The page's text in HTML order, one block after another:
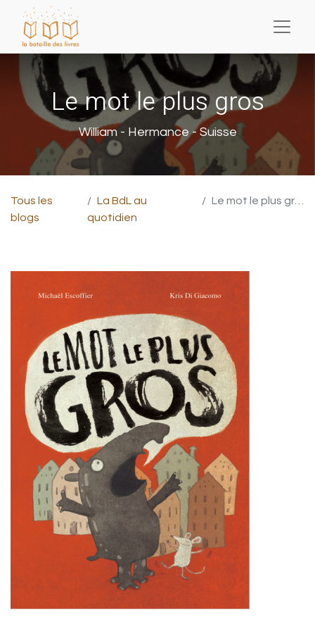
Le mot le plus gros
William - Hermance - Suisse
Tous les
blogs
La BdL au
quotidien
Le mot le plus gros